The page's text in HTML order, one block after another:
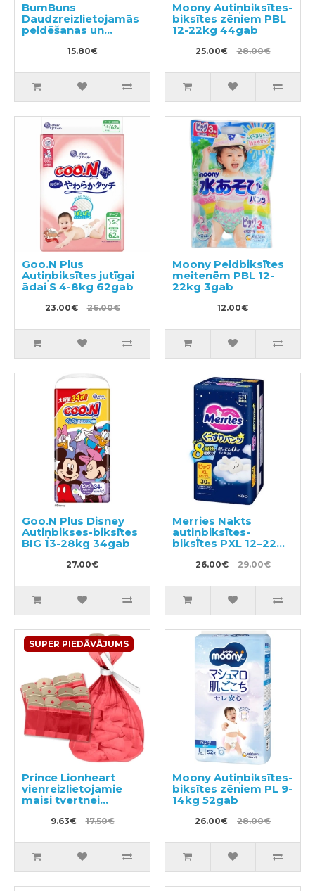
BumBuns
Daudzreizlietojamās
peldēšanas un
podiņmācību
autiņbiksīte L 14–
15.80€
Moony Autiņbiksītes-
biksītes zēniem PBL
12-22kg 44gab
25.00€ 28.00€
Goo.N Plus
Autiņbiksītes jutīgai
ādai S 4-8kg 62gab
23.00€ 26.00€
Moony Peldbiksītes
meitenēm PBL 12-
22kg 3gab
12.00€
Goo.N Plus Disney
Autiņbikses-biksītes
BIG 13-28kg 34gab
27.00€
Merries Nakts
autiņbiksītes-
biksītes PXL 12–22
26.00€ 29.00€
SUPER PIEDĀVĀJUMS
Prince Lionheart
vienreizlietojamie
maisi tvertnei
Twist'R
9.63€ 17.50€
Moony Autiņbiksītes-
biksītes zēniem PL 9-
14kg 52gab
26.00€ 28.00€